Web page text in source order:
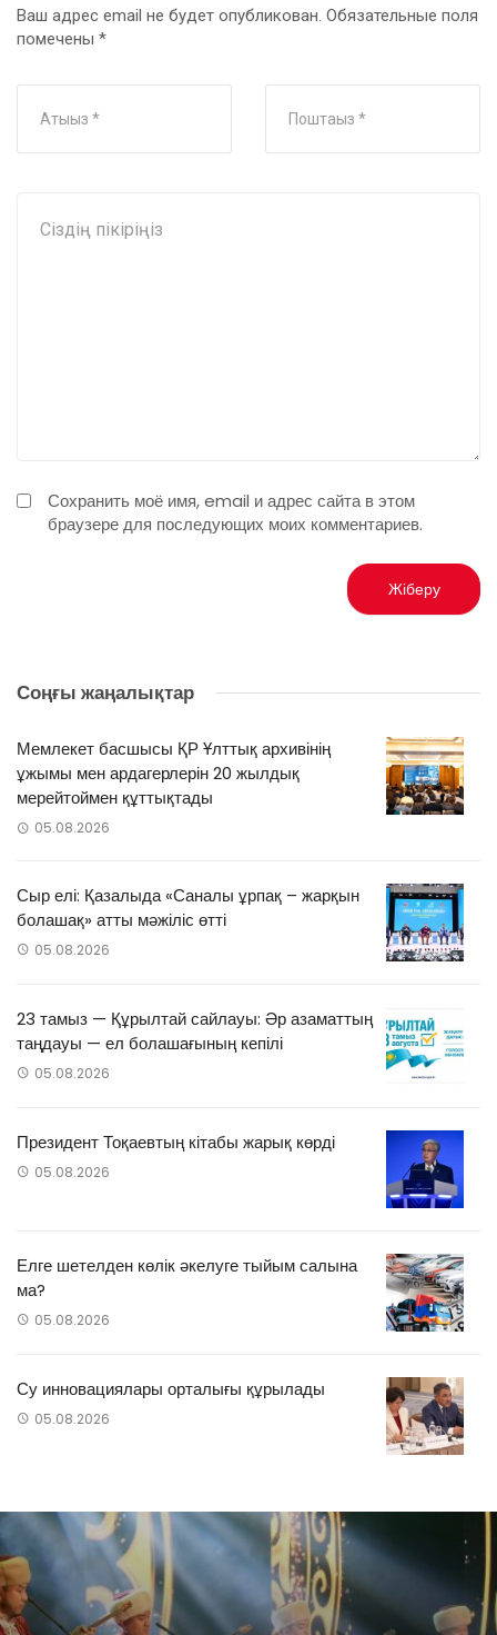
Ваш адрес email не будет опубликован. Обязательные поля
помечены *
Сохранить моё имя, email и адрес сайта в этом
браузере для последующих моих комментариев.
Соңғы жаңалықтар
Мемлекет басшысы ҚР Ұлттық архивінің
ұжымы мен ардагерлерін 20 жылдық
мерейтоймен құттықтады
05.08.2026
Сыр елі: Қазалыда «Саналы ұрпақ – жарқын
болашақ» атты мәжіліс өтті
05.08.2026
23 тамыз — Құрылтай сайлауы: Әр азаматтың
таңдауы — ел болашағының кепілі
05.08.2026
Президент Тоқаевтың кітабы жарық көрді
05.08.2026
Елге шетелден көлік әкелуге тыйым салына
ма?
05.08.2026
Су инновациялары орталығы құрылады
05.08.2026